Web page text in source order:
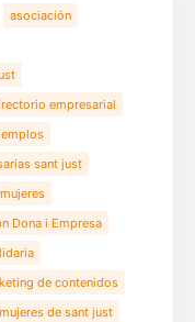
asociación
empresarial
sant just
Dona i Empresa
de contenidos
mujeres de sant just